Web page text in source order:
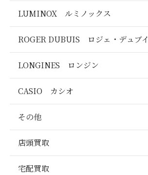
LUMINOX ルミノックス
ROGER DUBUIS ロジェ・デュブイ
LONGINES ロンジン
CASIO カシオ
その他
店頭買取
宅配買取